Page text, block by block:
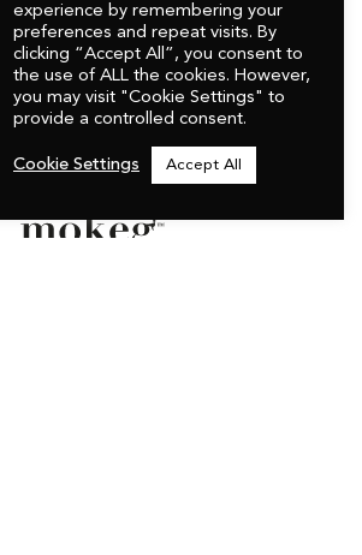
CONTACT
mokeg
Mail :cheers@mokeg.com
Tel : +352 661 726 561
experience by remembering your
preferences and repeat visits. By
clicking “Accept All”, you consent to
the use of ALL the cookies. However,
you may visit "Cookie Settings" to
provide a controlled consent.
Cookie Settings Accept All